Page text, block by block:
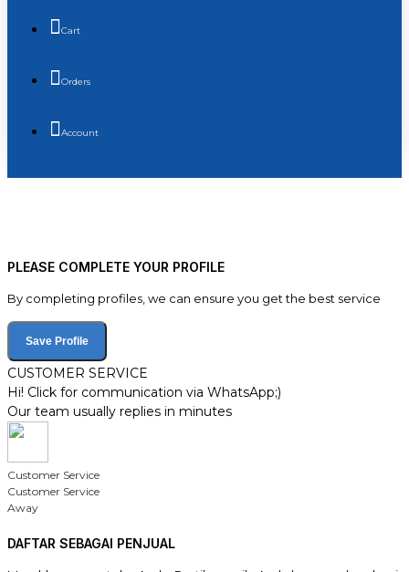
Cart
Orders
Account
PLEASE COMPLETE YOUR PROFILE
By completing profiles, we can ensure you get the best service
Save Profile
CUSTOMER SERVICE
Hi! Click for communication via WhatsApp;)
Our team usually replies in minutes
Customer Service
Customer Service
Away
DAFTAR SEBAGAI PENJUAL